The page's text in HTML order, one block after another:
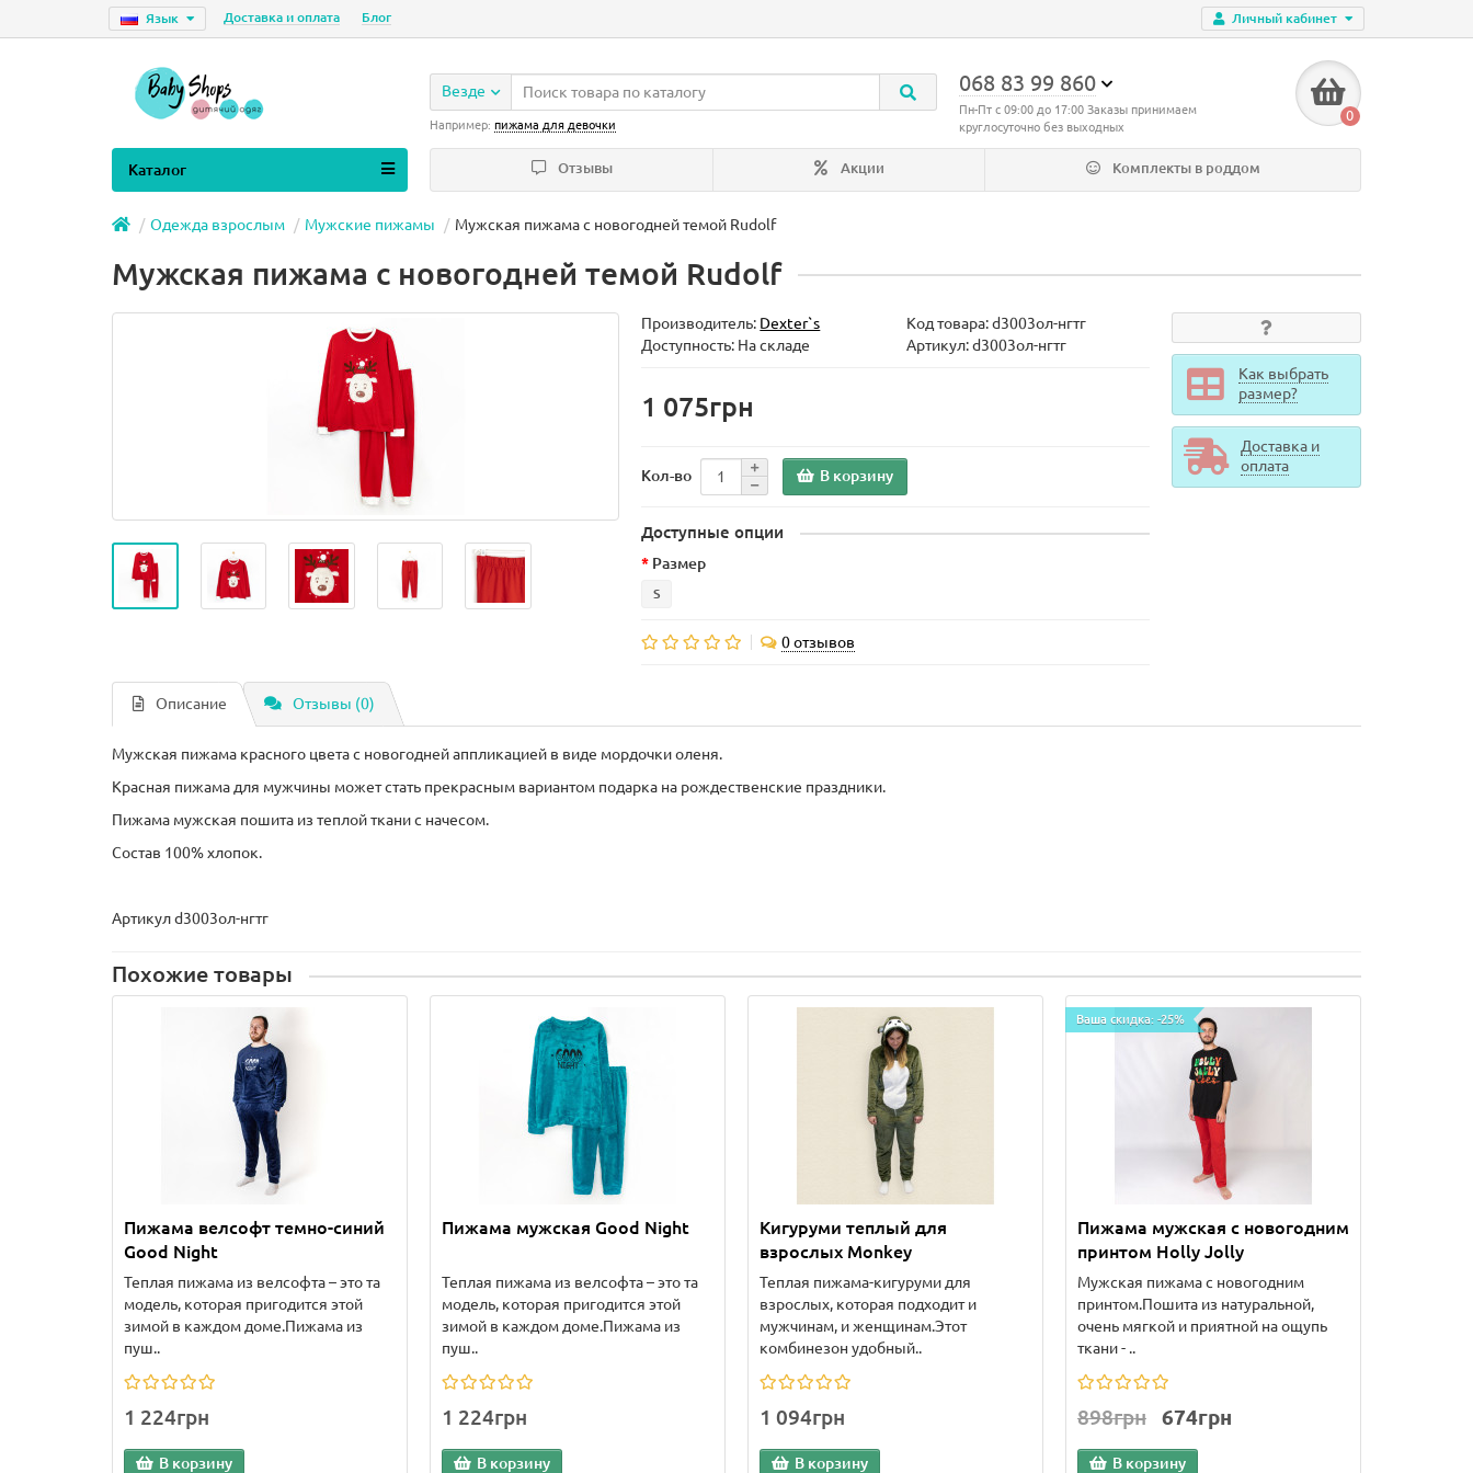
Личный кабинет
Язык Доставка и оплата Блог
068 83 99 860
Пн-Пт с 09:00 до 17:00 Заказы принимаем
круглосуточно без выходных
0
Везде
Например: пижама для девочки
Отзывы Акции Комплекты в роддом
Каталог
Одежда взрослым Мужские пижамы Мужская пижама с новогодней темой Rudolf
Мужская пижама с новогодней темой Rudolf
Производитель: Dexter`s Код товара:d3003ол-нгтг
Доступность: На складе
Артикул: d3003ол-нгтг
1 075грн
Кол-во В корзину
Доступные опции
Размер
S
0 отзывов
Как выбрать
размер?
Доставка и
оплата
Описание Отзывы (0)
Мужская пижама красного цвета с новогодней аппликацией в виде мордочки оленя.
Красная пижама для мужчины может стать прекрасным вариантом подарка на рождественские праздники.
Пижама мужская пошита из теплой ткани с начесом.
Состав 100% хлопок.
Артикул d3003ол-нгтг
Похожие товары
Пижама велсофт темно-синий
Good Night
Теплая пижама из велсофта – это та
модель, которая пригодится этой
зимой в каждом доме.Пижама из
пуш..
1 224грн
В корзину
Пижама мужская Good Night
Теплая пижама из велсофта – это та
модель, которая пригодится этой
зимой в каждом доме.Пижама из
пуш..
1 224грн
В корзину
Кигуруми теплый для
взрослых Monkey
Теплая пижама-кигуруми для
взрослых, которая подходит и
мужчинам, и женщинам.Этот
комбинезон удобный..
1 094грн
В корзину
Ваша скидка: -25%
Пижама мужская с новогодним
принтом Holly Jolly
Мужская пижама с новогодним
принтом.Пошита из натуральной,
очень мягкой и приятной на ощупь
ткани - ..
898грн 674грн
В корзину